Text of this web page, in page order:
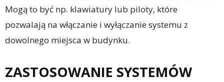
Mogą to być np. klawiatury lub piloty, które
pozwalają na włączanie i wyłączanie systemu z
dowolnego miejsca w budynku.
ZASTOSOWANIE SYSTEMÓW